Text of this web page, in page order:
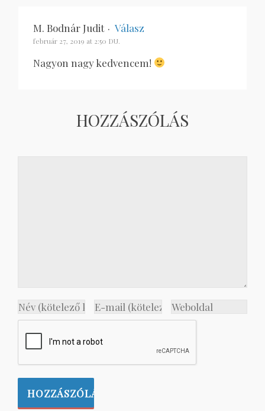
M. Bodnár Judit · Válasz
február 27, 2019 at 2:50 DU.
Nagyon nagy kedvencem!
HOZZÁSZÓLÁS